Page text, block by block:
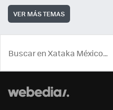
VER MÁS TEMAS